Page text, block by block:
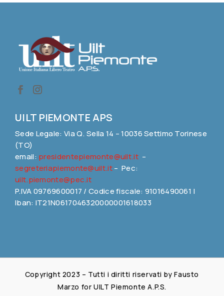
UILT PIEMONTE APS
Sede Legale: Via Q. Sella 14 – 10036 Settimo Torinese
(TO)
email: presidentepiemonte@uilt.it–
segreteriapiemonte@uilt.it– Pec:
uilt.piemonte@pec.it
P.IVA 09769600017 / Codice fiscale: 91016490061 |
Iban: IT21N0617046320000001618033
Copyright 2023 – Tutti i diritti riservati by Fausto
Marzo for UILT Piemonte A.P.S.